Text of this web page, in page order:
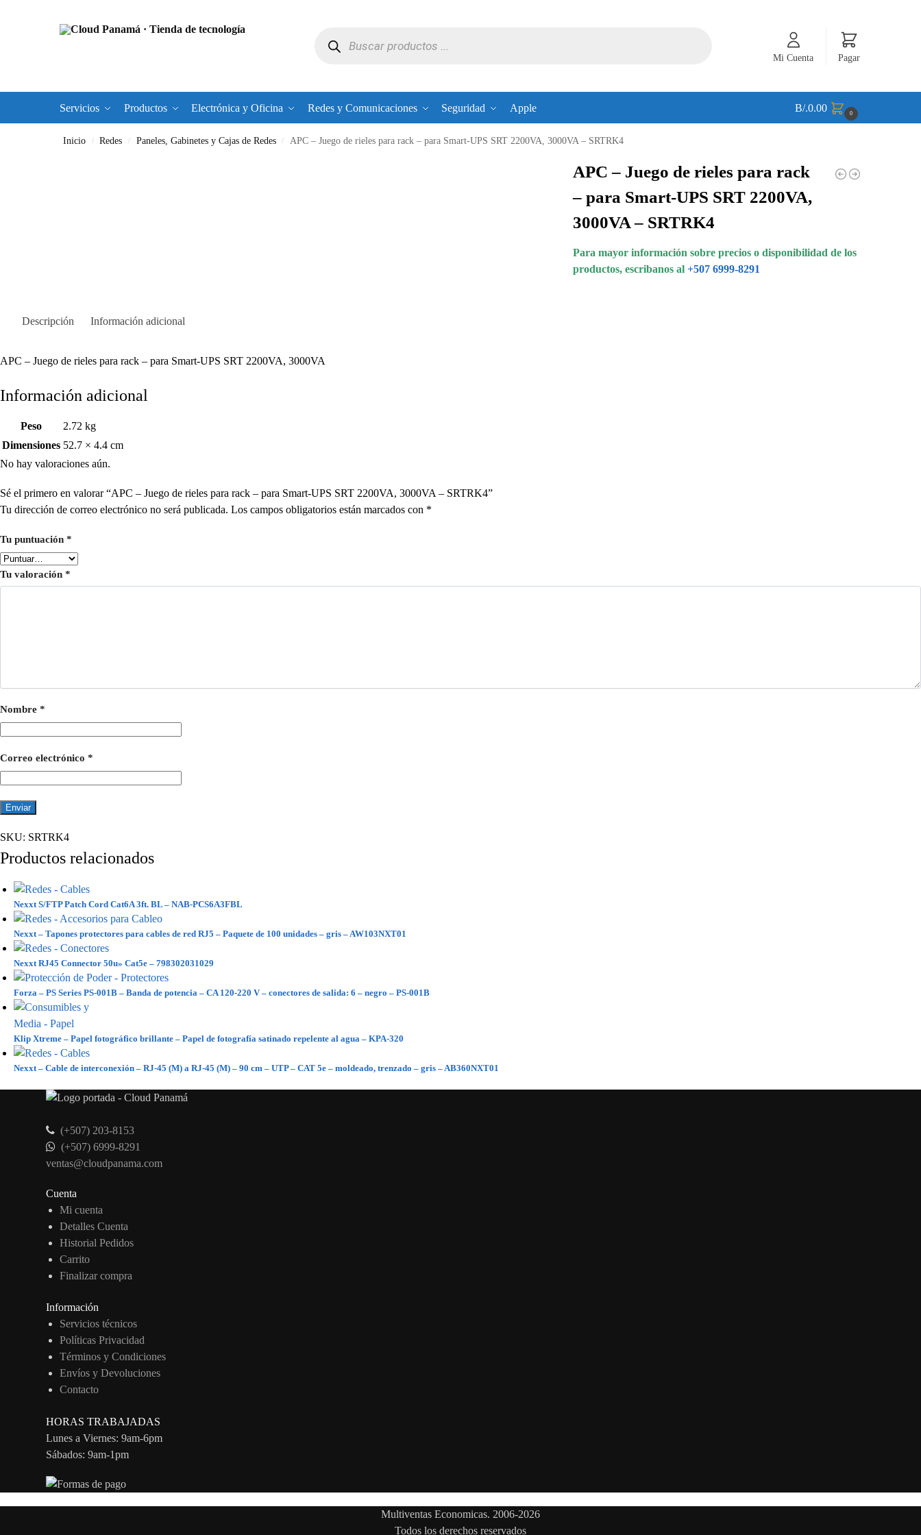
Mi Cuenta Pagar
Servicios Productos Electrónica y Oficina Redes y Comunicaciones Seguridad Apple B/.0.00 0
Inicio / Redes / Paneles, Gabinetes y Cajas de Redes / APC – Juego de rieles para rack – para Smart-UPS SRT 2200VA, 3000VA – SRTRK4
APC – Juego de rieles para rack
– para Smart-UPS SRT 2200VA,
3000VA – SRTRK4
Para mayor información sobre precios o disponibilidad de los
productos, escribanos al +507 6999-8291
Descripción Información adicional
APC – Juego de rieles para rack – para Smart-UPS SRT 2200VA, 3000VA
Información adicional
Peso
2.72 kg
Dimensiones 52.7 × 4.4 cm
No hay valoraciones aún.
Sé el primero en valorar “APC – Juego de rieles para rack – para Smart-UPS SRT 2200VA, 3000VA – SRTRK4”
Tu dirección de correo electrónico no será publicada. Los campos obligatorios están marcados con *
Tu puntuación *
Tu valoración *
Nombre *
Correo electrónico *
SKU: SRTRK4
Productos relacionados
Nexxt S/FTP Patch Cord Cat6A 3ft. BL – NAB-PCS6A3FBL
Nexxt – Tapones protectores para cables de red RJ5 – Paquete de 100 unidades – gris – AW103NXT01
Nexxt RJ45 Connector 50u» Cat5e – 798302031029
Forza – PS Series PS-001B – Banda de potencia – CA 120-220 V – conectores de salida: 6 – negro – PS-001B
Klip Xtreme – Papel fotográfico brillante – Papel de fotografía satinado repelente al agua – KPA-320
Nexxt – Cable de interconexión – RJ-45 (M) a RJ-45 (M) – 90 cm – UTP – CAT 5e – moldeado, trenzado – gris – AB360NXT01
(+507) 203-8153
(+507) 6999-8291
ventas@cloudpanama.com
Cuenta
Mi cuenta
Detalles Cuenta
Historial Pedidos
Carrito
Finalizar compra
Información
Servicios técnicos
Políticas Privacidad
Términos y Condiciones
Envíos y Devoluciones
Contacto
HORAS TRABAJADAS
Lunes a Viernes: 9am-6pm
Sábados: 9am-1pm
Multiventas Economicas. 2006-2026
Todos los derechos reservados